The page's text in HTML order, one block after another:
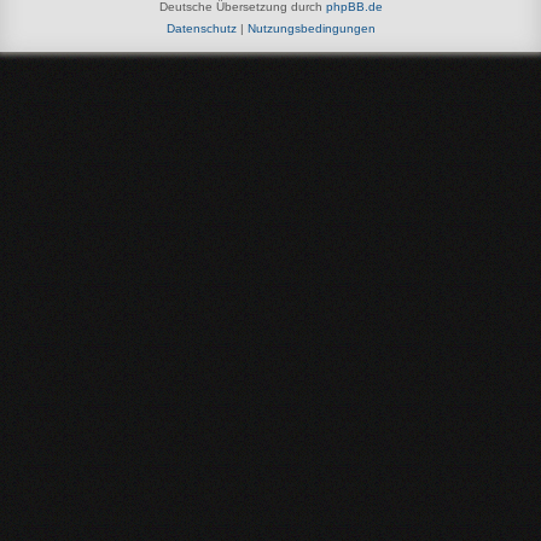
Deutsche Übersetzung durch phpBB.de
Datenschutz| Nutzungsbedingungen